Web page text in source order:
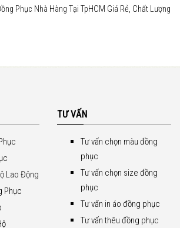
Phục Nhà Hàng Tại TpHCM Giá Rẻ, Chất Lượng
Lao Động
Phục
TƯ VẤN
Tư vấn chọn màu đồng
phục
Tư vấn chọn size đồng
phục
Tư vấn in áo đồng phục
Tư vấn thêu đồng phục